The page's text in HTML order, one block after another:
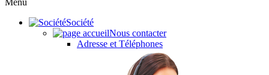
Menu
Société
Nous contacter
Adresse et Téléphones